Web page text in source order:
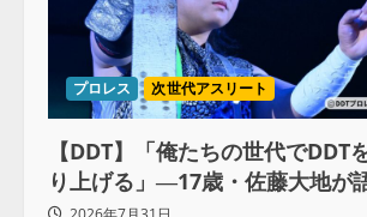
プロレス 次世代アスリート
【DDT】「俺たちの世代でDDT
り上げる」―17歳・佐藤大地が